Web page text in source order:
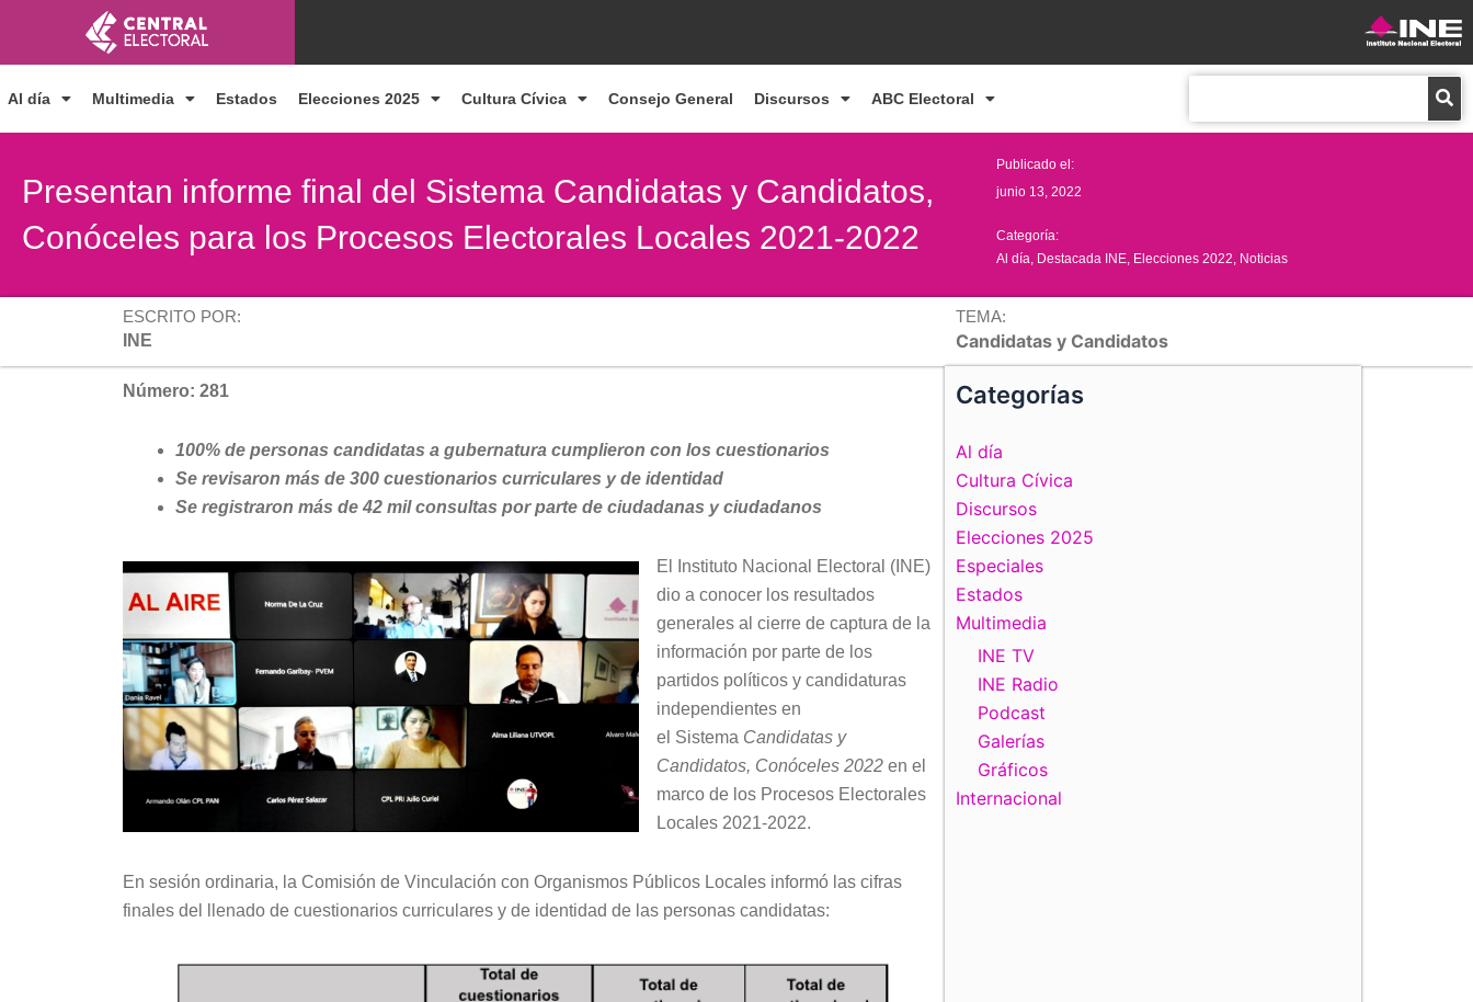
contenido
Al día Multimedia Estados Elecciones 2025 Cultura Cívica Consejo General Discursos ABC Electoral
Presentan informe final del Sistema Candidatas y Candidatos,
Conóceles para los Procesos Electorales Locales 2021-2022
Publicado el:
junio 13, 2022
Categoría:
Al día Destacada INE Elecciones 2022 Noticias
ESCRITO POR:
INE
TEMA:
Candidatas y Candidatos
Número: 281
100% de personas candidatas a gubernatura cumplieron con los cuestionarios
Se revisaron más de 300 cuestionarios curriculares y de identidad
Se registraron más de 42 mil consultas por parte de ciudadanas y ciudadanos
El Instituto Nacional Electoral (INE)
dio a conocer los resultados
generales al cierre de captura de la
información por parte de los
partidos políticos y candidaturas
independientes en
el Sistema Candidatas y
Candidatos, Conóceles 2022 en el
marco de los Procesos Electorales
Locales 2021-2022.
En sesión ordinaria, la Comisión de Vinculación con Organismos Públicos Locales informó las cifras
finales del llenado de cuestionarios curriculares y de identidad de las personas candidatas:
Categorías
Al día
Cultura Cívica
Discursos
Elecciones 2025
Especiales
Estados
Multimedia
INE TV
INE Radio
Podcast
Galerías
Gráficos
Internacional